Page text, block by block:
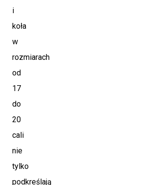
i
koła
w
rozmiarach
od
17
do
20
cali
nie
tylko
podkreślają